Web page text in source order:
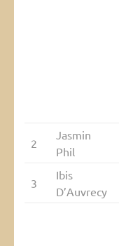
2
Jasmin
Phil
3
Ibis
D’Auvrecy